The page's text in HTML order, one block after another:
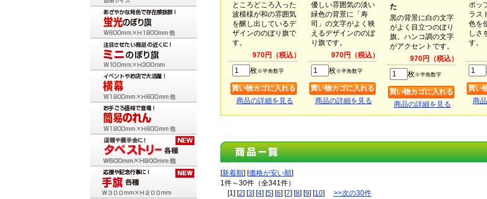
ところどころ入った
波模様が和の雰囲気
を醸し出しているデ
ザインののぼり旗で
す。
970円（税込）
枚※半角数字
商品の詳細を見る
優しい雰囲気の淡い
緑色の背景に「寿
司」の文字がよく映
えるデザインののぼ
り旗です。
970円（税込）
枚※半角数字
商品の詳細を見る
た
黒の背景に白の文字
がよく目立つのぼり
旗。ハンコ調の文字
がアクセントです。
970円（税込）
枚※半角数字
商品の詳細を見る
ポッ
ラス
色を
しさ
す。
商
[新着順] [価格が安い順]
1件～30件（全341件）
[1] [2] [3] [4] [5] [6] [7] [8] [9] [10] >>次の30件